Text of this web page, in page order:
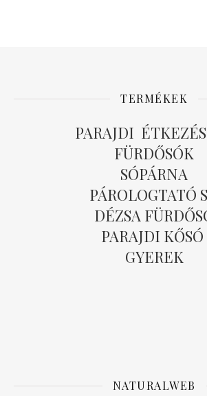
TERMÉKEK
PARAJDI
FÜRDŐSÓK
SÓPÁRNA
PÁROLOGTATÓ
DÉZSA
PARAJDI KŐSÓ
GYEREK
NATURALWEB